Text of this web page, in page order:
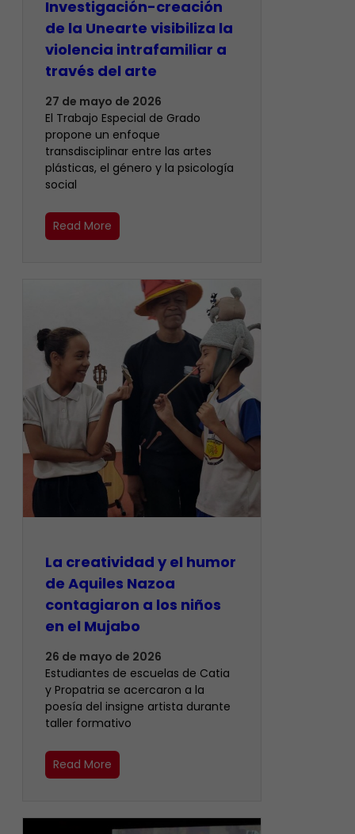
Investigación-creación
de la Unearte visibiliza la
violencia intrafamiliar a
través del arte
27 de mayo de 2026
​El Trabajo Especial de Grado
propone un enfoque
transdisciplinar entre las artes
plásticas, el género y la psicología
social
Read More
La creatividad y el humor
de Aquiles Nazoa
contagiaron a los niños
en el Mujabo
26 de mayo de 2026
Estudiantes de escuelas de Catia
y Propatria se acercaron a la
poesía del insigne artista durante
taller formativo
Read More